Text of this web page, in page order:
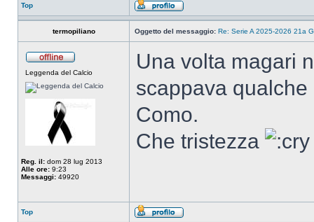
Top
termopiliano Oggetto del messaggio: Re: Serie A 2025-2026 21a
Leggenda del Calcio
Reg. il: dom 28 lug 2013
Alle ore: 9:23
Messaggi: 49920
Una volta magari
scappava
Como.
Che tristezza
Top